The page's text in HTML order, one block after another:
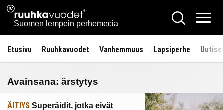
Siirry
sisältöön
Ruuhkavuodet.fi
Suomen lempein perhemedia
Hae
Etusivu Ruuhkavuodet Vanhemmuus Lapsiperhe
Avainsana: ärstytys
ÄITIYS Superäidit, jotka eivät